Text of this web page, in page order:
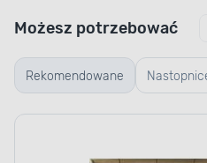
Rekomendowane
Możesz potrzebować